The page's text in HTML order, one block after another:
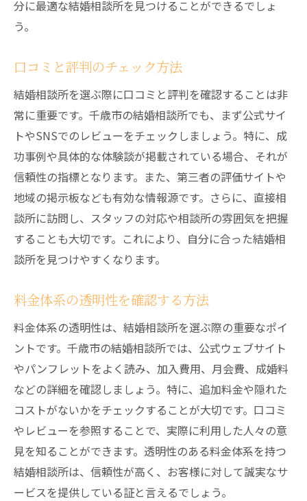
ク
友人や知人からの紹介や口コミ
千歳市で結婚相談所を利用する利点と注意点
地元での活動のメリット
結婚相談所の選び方と注意点
サービス利用前に確認すべき事項
トラブルを避けるためのポイント
利用者の実際の体験談を参考にする
安心して利用するための事前準備
頼性
信頼できる結婚相談所の特徴
実績と契約内容の確認方法
カウンセラーの対応力と信頼性のチェック
サービス提供の透明性
第三者の評価を参考にする方法
長期的なサポート体制の確認
千歳市の結婚相談所で安心して利用できるおす
すめポイント
分に最適な結婚相談所を見つけることができるでしょ
う。
口コミと評判のチェック方法
結婚相談所を選ぶ際に口コミと評判を確認することは非
常に重要です。千歳市の結婚相談所でも、まず公式サイ
トやSNSでのレビューをチェックしましょう。特に、成
功事例や具体的な体験談が掲載されている場合、それが
信頼性の指標となります。また、第三者の評価サイトや
地域の掲示板なども有効な情報源です。さらに、直接相
談所に訪問し、スタッフの対応や相談所の雰囲気を把握
することも大切です。これにより、自分に合った結婚相
談所を見つけやすくなります。
料金体系の透明性を確認する方法
料金体系の透明性は、結婚相談所を選ぶ際の重要なポイ
ントです。千歳市の結婚相談所では、公式ウェブサイト
やパンフレットをよく読み、加入費用、月会費、成婚料
などの詳細を確認しましょう。特に、追加料金や隠れた
コストがないかをチェックすることが大切です。口コミ
やレビューを参照することで、実際に利用した人々の意
見を知ることができます。透明性のある料金体系を持つ
結婚相談所は、信頼性が高く、お客様に対して誠実なサ
ービスを提供している証と言えるでしょう。